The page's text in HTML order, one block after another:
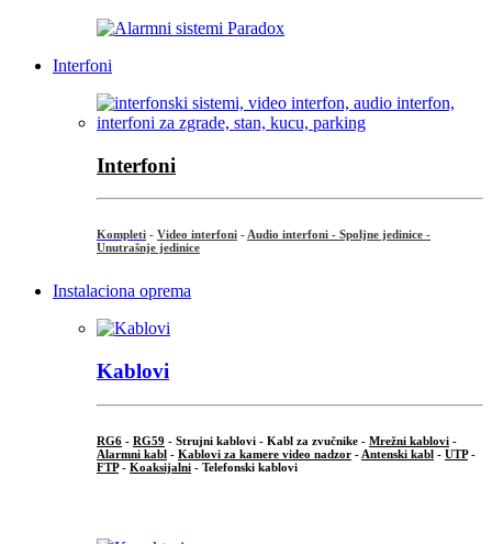
Interfoni
Interfoni
Kompleti - Video interfoni - Audio interfoni - Spoljne jedinice -
Unutrašnje jedinice
Instalaciona oprema
Kablovi
RG6 - RG59 - Strujni kablovi - Kabl za zvučnike - Mrežni kablovi -
Alarmni kabl - Kablovi za kamere video nadzor - Antenski kabl - UTP-
FTP- Koaksijalni - Telefonski kablovi